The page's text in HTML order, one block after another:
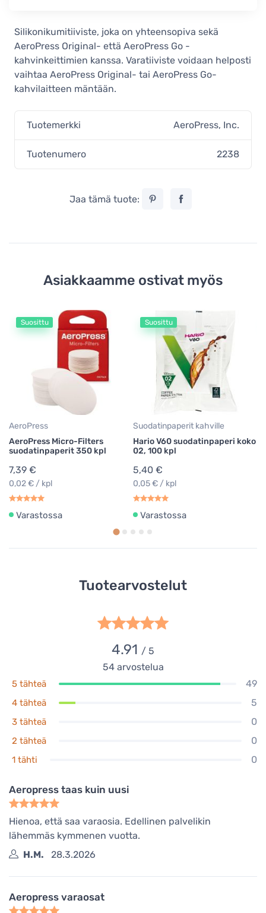
Silikonikumitiiviste, joka on yhteensopiva sekä
AeroPress Original- että AeroPress Go -
kahvinkeittimien kanssa. Varatiiviste voidaan helposti
vaihtaa AeroPress Original- tai AeroPress Go-
kahvilaitteen mäntään.
Tuotemerkki AeroPress, Inc.
Tuotenumero 2238
Jaa tämä tuote:
Asiakkaamme ostivat myös
Suosittu
AeroPress
AeroPress Micro-Filters
suodatinpaperit 350 kpl
7,39 €
0,02 € / kpl
Varastossa
Suosittu
Suodatinpaperit kahville
Hario V60 suodatinpaperi koko
02, 100 kpl
5,40 €
0,05 € / kpl
Varastossa
Tuotearvostelut
4.91 / 5
54arvostelua
5 tähteä 49
4 tähteä 5
3 tähteä 0
2 tähteä 0
1 tähti 0
Aeropress taas kuin uusi
Hienoa, että saa varaosia. Edellinen palvelikin
lähemmäs kymmenen vuotta.
H.M.
28.3.2026
Aeropress varaosat